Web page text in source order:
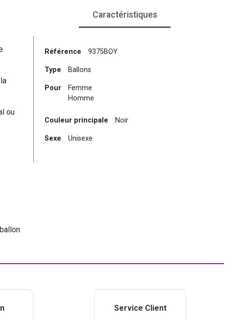
ou
Caractéristiques
Référence 9375BOY
Type Ballons
Pour
Femme
Homme
Couleur principale Noir
Sexe Unisexe
Service Client